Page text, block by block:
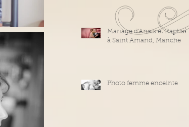
Mariage d'Anaïs et Raphaël
à Saint Amand, Manche
Photo femme enceinte